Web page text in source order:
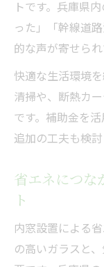
トです。兵庫県
った」「幹線道
的な声が寄せられ
快適な生活環境
清掃や、断熱カ
です。補助金を
追加の工夫も検討
省エネにつな
ト
内窓設置による
の高いガラスと